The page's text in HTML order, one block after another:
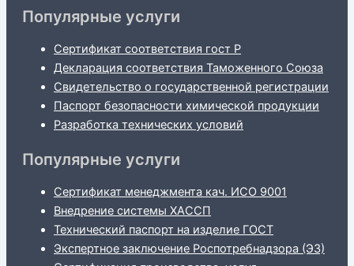
Популярные услуги
Сертификат соответствия гост Р
Декларация соответствия Таможенного Союза
Свидетельство о государственной регистрации
Паспорт безопасности химической продукции
Разработка технических условий
Популярные услуги
Сертификат менеджмента кач. ИСО 9001
Внедрение системы ХАССП
Технический паспорт на изделие ГОСТ
Экспертное заключение Роспотребнадзора (ЭЗ)